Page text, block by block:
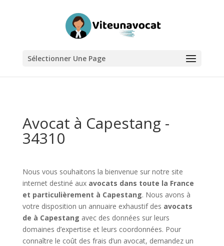
Sélectionner Une Page
Avocat à Capestang -
34310
Nous vous souhaitons la bienvenue sur notre site
internet destiné aux avocats dans toute la France
et particulièrement à Capestang. Nous avons à
votre disposition un annuaire exhaustif des avocats
de à Capestang avec des données sur leurs
domaines d’expertise et leurs coordonnées. Pour
connaître le coût des frais d’un avocat, demandez un